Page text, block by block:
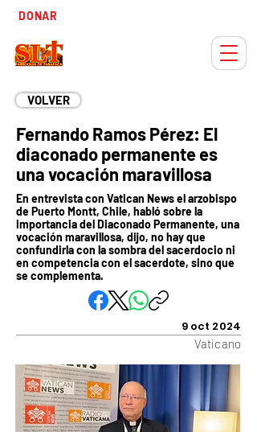
DONAR
VOLVER
Fernando Ramos Pérez: El
diaconado permanente es
una vocación maravillosa
En entrevista con Vatican News el arzobispo
de Puerto Montt, Chile, habló sobre la
importancia del Diaconado Permanente, una
vocación maravillosa, dijo, no hay que
confundirla con la sombra del sacerdocio ni
en competencia con el sacerdote, sino que
se complementa.
9 oct 2024
Vaticano